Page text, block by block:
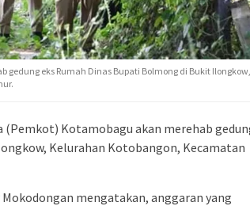
eks Rumah Dinas Bupati Bolmong di Bukit Ilongkow,
Kotamobagu akan merehab
Kelurahan Kotobangon, Kecamatan
mengatakan, anggaran yang